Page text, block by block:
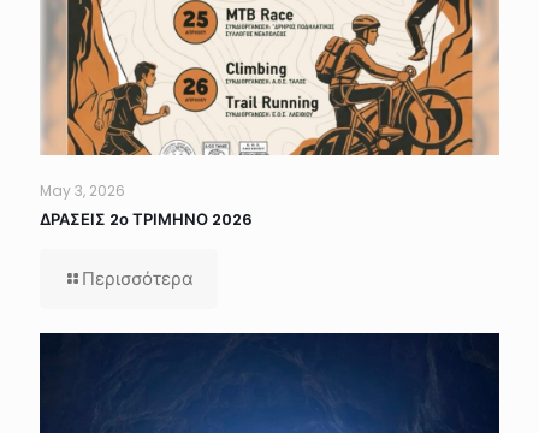
May 3, 2026
ΔΡΑΣΕΙΣ 2ο ΤΡΙΜΗΝΟ 2026
Περισσότερα